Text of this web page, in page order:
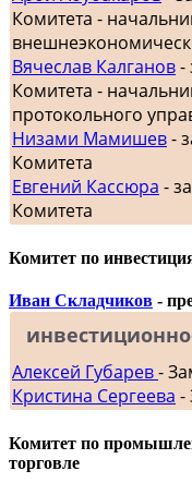
Комитета -
Вячеслав Калганов-
Комитета -
протокольного
Низами Мамишев-
Комитета
Евгений Кассюра -
Комитета
Комитет по
Иван Складчиков -
Алексей Губарев-
Кристина Сергеева -
Комитет по
торговле